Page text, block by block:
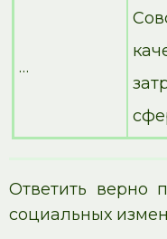
…
Ответить верно
социальных